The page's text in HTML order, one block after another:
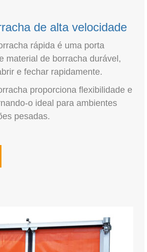
de alta velocidade
rápida é uma porta
material de borracha durável,
e fechar rapidamente.
proporciona flexibilidade e
o ideal para ambientes
pesadas.